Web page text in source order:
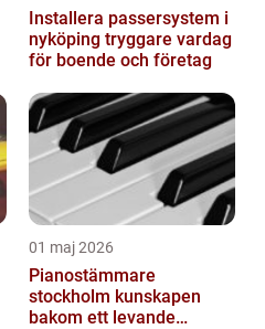
Installera passersystem i
nyköping tryggare vardag
för boende och företag
01 maj 2026
Pianostämmare
stockholm kunskapen
bakom ett levande